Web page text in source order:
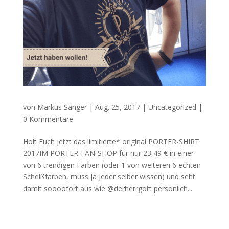
von Markus Sänger| Aug. 25, 2017| Uncategorized |
0 Kommentare
Holt Euch jetzt das limitierte* original PORTER-SHIRT
2017IM PORTER-FAN-SHOP für nur 23,49 € in einer
von 6 trendigen Farben (oder 1 von weiteren 6 echten
Scheißfarben, muss ja jeder selber wissen) und seht
damit soooofort aus wie @derherrgott persönlich...